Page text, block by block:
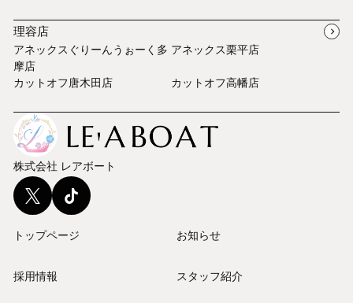
理容店
アネックスぐりーんうぉーく多
摩店
アネックス栗平店
カットオフ唐木田店 カットオフ高幡店
株式会社 レアボート
トップページ お知らせ
採用情報 スタッフ紹介